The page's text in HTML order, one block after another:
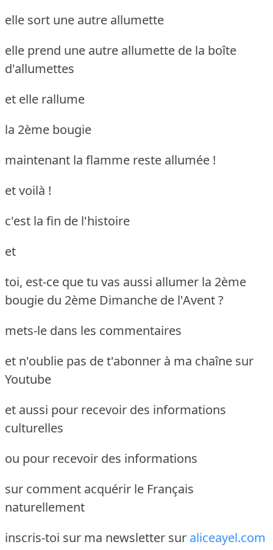
elle sort une autre allumette
elle prend une autre allumette de la boîte
d'allumettes
et elle rallume
la 2ème bougie
maintenant la flamme reste allumée !
et voilà !
c'est la fin de l'histoire
et
toi, est-ce que tu vas aussi allumer la 2ème
bougie du 2ème Dimanche de l'Avent ?
mets-le dans les commentaires
et n'oublie pas de t'abonner à ma chaîne sur
Youtube
et aussi pour recevoir des informations
culturelles
ou pour recevoir des informations
sur comment acquérir le Français
naturellement
inscris-toi sur ma newsletter sur aliceayel.com